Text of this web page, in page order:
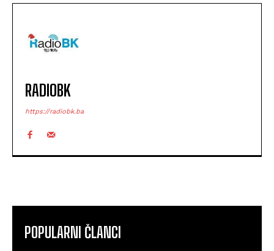
RADIOBK
https://radiobk.ba
POPULARNI ČLANCI